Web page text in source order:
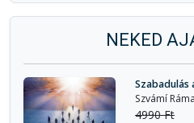
NEKED
Szabadulás
Szvámí Ráma
4990 Ft